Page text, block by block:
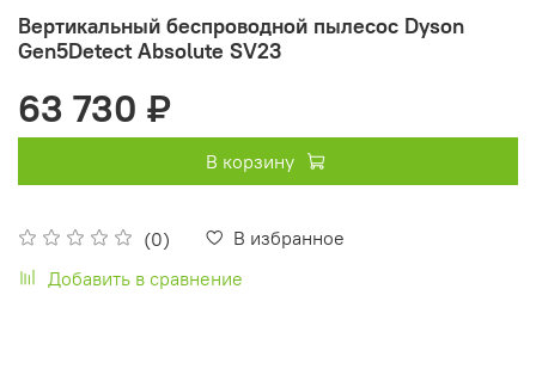
Вертикальный беспроводной пылесос Dyson
Gen5Detect Absolute SV23
(0)
В избранное
Добавить в сравнение
63 730 ₽
В корзину